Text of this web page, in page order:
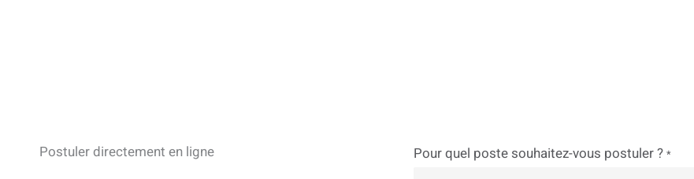
Postuler directement en ligne
Pour quel poste souhaitez-vous postuler ? *